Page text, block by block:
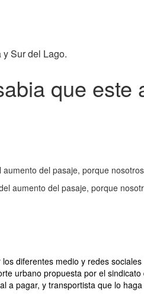
Sur del Lago.
que este
del pasaje, porque
aumento del pasaje, porque
diferentes medio y redes
urbano propuesta por el
a pagar, y transportista que lo